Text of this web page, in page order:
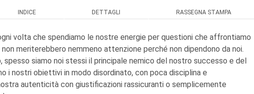
INDICE DETTAGLI RASSEGNA STAMPA
volta che spendiamo le nostre energie per questioni che affrontiamo
meriterebbero nemmeno attenzione perché non dipendono da noi.
siamo noi stessi il principale nemico del nostro successo e del
i nostri obiettivi in modo disordinato, con poca disciplina e
autenticità con giustificazioni rassicuranti o semplicemente